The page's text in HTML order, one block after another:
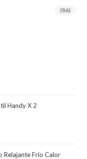
(86)
Handy X 2
Relajante Frío Calor